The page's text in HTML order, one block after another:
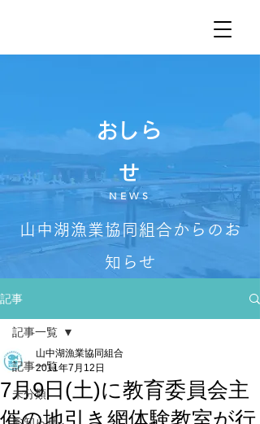
NEWS
​おしら
せ
山中湖漁業協同組合からのお
知らせ
記事
記事一覧
未分類
記事一覧
7月9日(土)に教育委員会主
催の地引き網体験教室が行
山中湖漁業協同組合
2011年7月12日